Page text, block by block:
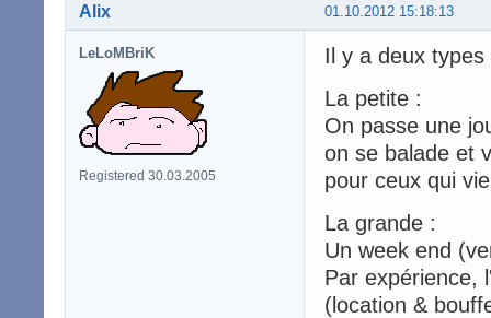
01.10.2012 15:18:13
Alix
LeLoMBriK
Registered 30.03.2005
Il y a deux types
La petite :
On passe une
on se balade et
pour ceux qui
La grande :
Un week end
Par expérience,
(location &